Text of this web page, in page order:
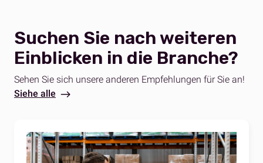
Suchen Sie nach weiteren
Einblicken in die Branche?
Sehen Sie sich unsere anderen Empfehlungen für Sie an!
Siehe alle